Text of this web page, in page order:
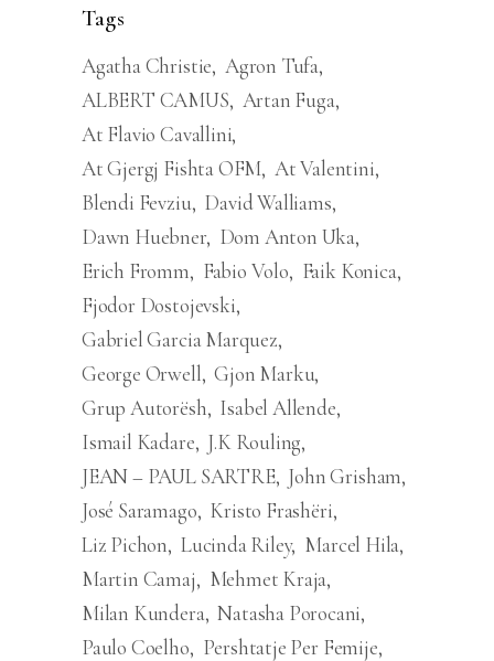
Tags
Agatha Christie
Agron Tufa
ALBERT CAMUS
Artan Fuga
At Flavio Cavallini
At Gjergj Fishta OFM At Valentini
Blendi Fevziu David Walliams
Dawn Huebner Dom Anton Uka
Erich Fromm
Fabio Volo
Faik Konica
Fjodor Dostojevski
Gabriel Garcia Marquez
George Orwell Gjon Marku
Grup Autorësh
Isabel Allende
Ismail Kadare J.K Rouling
JEAN – PAUL SARTRE John Grisham
José Saramago Kristo Frashëri
Liz Pichon
Lucinda Riley Marcel Hila
Martin Camaj
Mehmet Kraja
Milan Kundera Natasha Porocani
Paulo Coelho
Pershtatje Per Femije